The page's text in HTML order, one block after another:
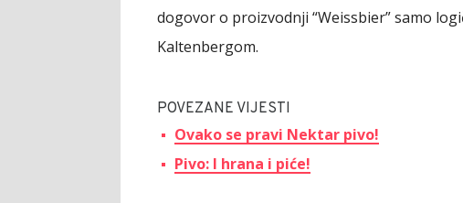
dogovor o proizvodnji “Weissbier” samo
Kaltenbergom.
POVEZANE VIJESTI
Ovako se pravi Nektar pivo!
Pivo: I hrana i piće!